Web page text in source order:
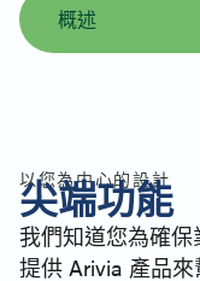
概述
類似產品
聯絡
以您為中心的設計
尖端功能
我們知道您為確
提供 Arivia 產品